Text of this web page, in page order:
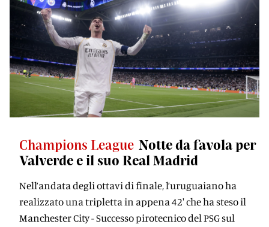
Champions League Notte da favola per
Valverde e il suo Real Madrid
Nell’andata degli ottavi di finale, l’uruguaiano ha
realizzato una tripletta in appena 42' che ha steso il
Manchester City - Successo pirotecnico del PSG sul